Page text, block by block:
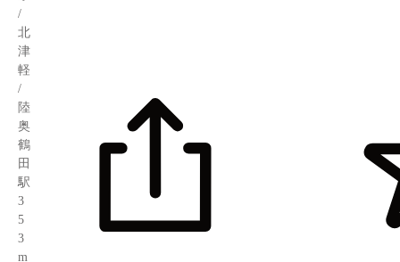
/
北
津
軽
/
陸
奥
鶴
田
駅
3
5
3
m